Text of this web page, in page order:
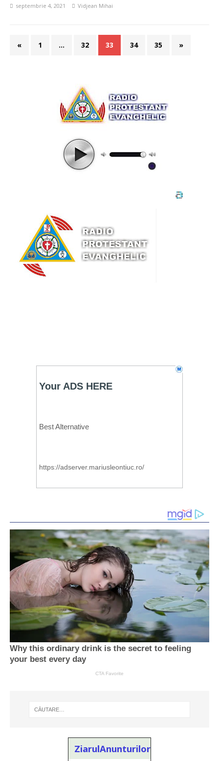
septembrie 4, 2021 Vidjean Mihai
« 1 … 32 33 34 35 »
ZiarulAnunturilor.ro